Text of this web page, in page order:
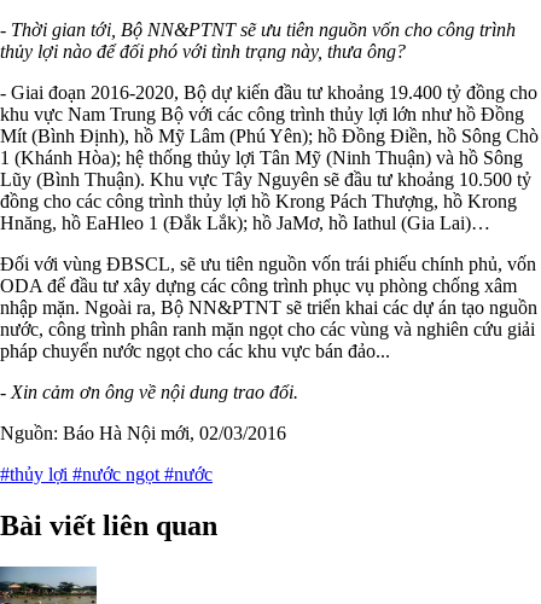
- Thời gian tới, Bộ NN&PTNT sẽ ưu tiên nguồn vốn cho công trình
thủy lợi nào để đối phó với tình trạng này, thưa ông?
- Giai đoạn 2016-2020, Bộ dự kiến đầu tư khoảng 19.400 tỷ đồng cho
khu vực Nam Trung Bộ với các công trình thủy lợi lớn như hồ Đồng
Mít (Bình Định), hồ Mỹ Lâm (Phú Yên); hồ Đồng Điền, hồ Sông Chò
1 (Khánh Hòa); hệ thống thủy lợi Tân Mỹ (Ninh Thuận) và hồ Sông
Lũy (Bình Thuận). Khu vực Tây Nguyên sẽ đầu tư khoảng 10.500 tỷ
đồng cho các công trình thủy lợi hồ Krong Pách Thượng, hồ Krong
Hnăng, hồ EaHleo 1 (Đắk Lắk); hồ JaMơ, hồ Iathul (Gia Lai)…
Đối với vùng ĐBSCL, sẽ ưu tiên nguồn vốn trái phiếu chính phủ, vốn
ODA để đầu tư xây dựng các công trình phục vụ phòng chống xâm
nhập mặn. Ngoài ra, Bộ NN&PTNT sẽ triển khai các dự án tạo nguồn
nước, công trình phân ranh mặn ngọt cho các vùng và nghiên cứu giải
pháp chuyển nước ngọt cho các khu vực bán đảo...
- Xin cảm ơn ông về nội dung trao đổi.
Nguồn: Báo Hà Nội mới, 02/03/2016
#thủy lợi #nước ngọt #nước
Bài viết liên quan